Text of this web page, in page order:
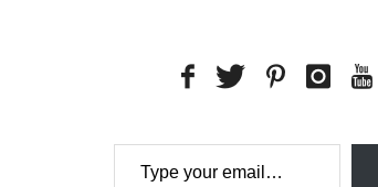
Type your email…